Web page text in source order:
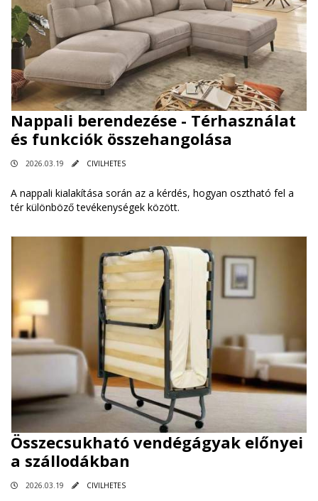
Nappali berendezése - Térhasználat
és funkciók összehangolása
2026.03.19 CIVILHETES
A nappali kialakítása során az a kérdés, hogyan osztható fel a
tér különböző tevékenységek között.
Összecsukható vendégágyak előnyei
a szállodákban
2026.03.19 CIVILHETES